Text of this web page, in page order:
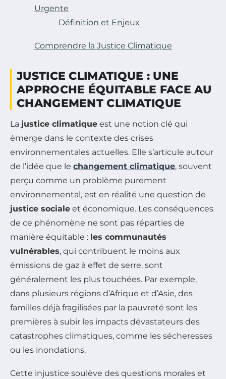
Urgente
Définition et Enjeux
Comprendre la Justice Climatique
JUSTICE CLIMATIQUE : UNE
APPROCHE ÉQUITABLE FACE AU
CHANGEMENT CLIMATIQUE
La justice climatique est une notion clé qui
émerge dans le contexte des crises
environnementales actuelles. Elle s’articule autour
de l’idée que le changement climatique, souvent
perçu comme un problème purement
environnemental, est en réalité une question de
justice sociale et économique. Les conséquences
de ce phénomène ne sont pas réparties de
manière équitable : les communautés
vulnérables, qui contribuent le moins aux
émissions de gaz à effet de serre, sont
généralement les plus touchées. Par exemple,
dans plusieurs régions d’Afrique et d’Asie, des
familles déjà fragilisées par la pauvreté sont les
premières à subir les impacts dévastateurs des
catastrophes climatiques, comme les sécheresses
ou les inondations.
Cette injustice soulève des questions morales et